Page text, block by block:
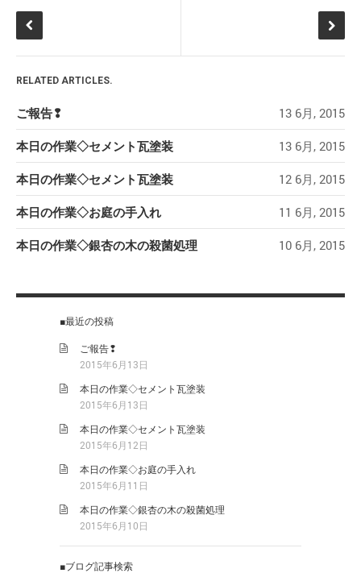
RELATED ARTICLES.
ご報告❢ 13 6月, 2015
本日の作業◇セメント瓦塗装 13 6月, 2015
本日の作業◇セメント瓦塗装 12 6月, 2015
本日の作業◇お庭の手入れ 11 6月, 2015
本日の作業◇銀杏の木の殺菌処理 10 6月, 2015
■最近の投稿
ご報告❢
2015年6月13日
本日の作業◇セメント瓦塗装
2015年6月13日
本日の作業◇セメント瓦塗装
2015年6月12日
本日の作業◇お庭の手入れ
2015年6月11日
本日の作業◇銀杏の木の殺菌処理
2015年6月10日
■ブログ記事検索